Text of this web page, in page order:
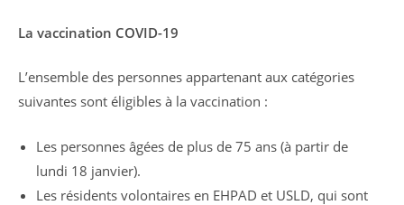
La vaccination COVID-19
L’ensemble des personnes appartenant aux catégories
suivantes sont éligibles à la vaccination :
Les personnes âgées de plus de 75 ans (à partir de
lundi 18 janvier).
Les résidents volontaires en EHPAD et USLD, qui sont